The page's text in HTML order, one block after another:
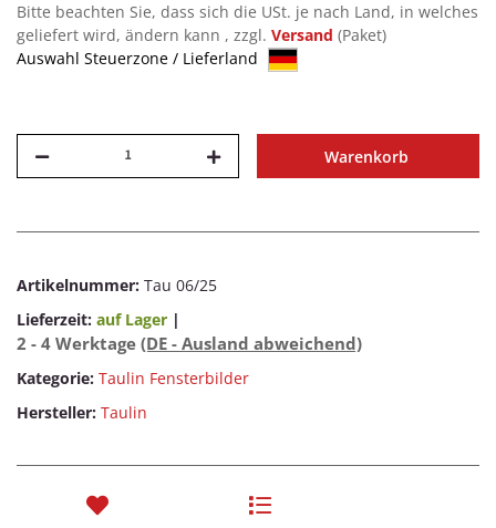
Bitte beachten Sie, dass sich die USt. je nach Land, in welches
geliefert wird, ändern kann , zzgl. Versand (Paket)
Auswahl Steuerzone / Lieferland
Warenkorb
Artikelnummer: Tau 06/25
Lieferzeit: auf Lager |
2 - 4 Werktage (DE - Ausland abweichend)
Kategorie: Taulin Fensterbilder
Hersteller: Taulin